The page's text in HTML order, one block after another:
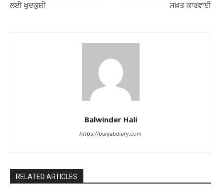
ਲਈ ਖੁਦਕੁਸ਼ੀ
ਸਖ਼ਤ ਕਾਰਵਾਈ
Balwinder Hali
https://punjabdiary.com
RELATED ARTICLES